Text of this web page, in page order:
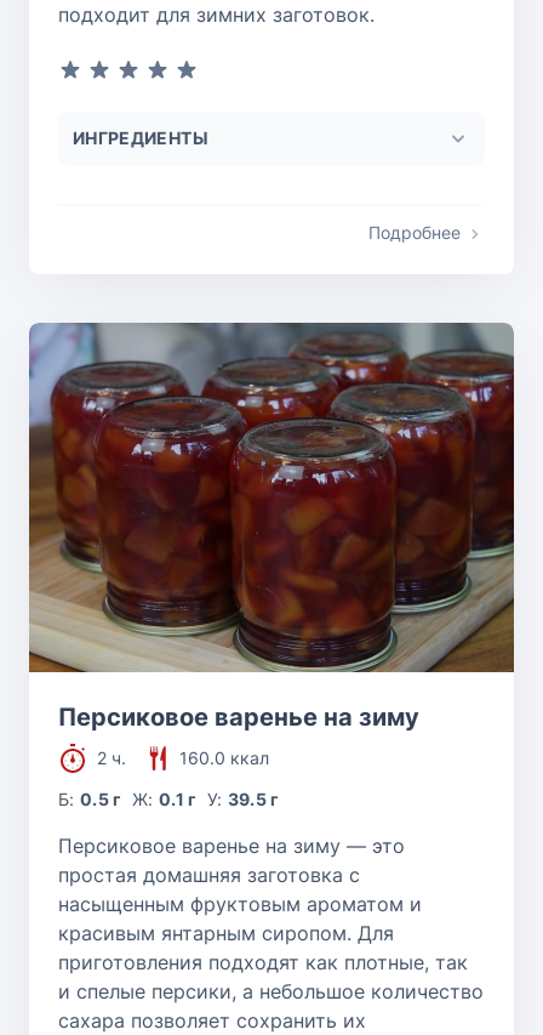
подходит для зимних заготовок.
ИНГРЕДИЕНТЫ
Подробнее
Персиковое варенье на зиму
2 ч.
160.0 ккал
Б:0.5 г Ж: 0.1 г У: 39.5 г
Персиковое варенье на зиму — это
простая домашняя заготовка с
насыщенным фруктовым ароматом и
красивым янтарным сиропом. Для
приготовления подходят как плотные, так
и спелые персики, а небольшое количество
сахара позволяет сохранить их